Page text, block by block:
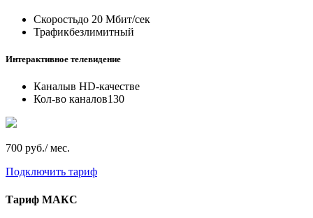
Скоростьдо 20 Мбит/сек
Трафикбезлимитный
Интерактивное телевидение
Каналыв HD-качестве
Кол-во каналов130
700 руб./ мес.
Подключить тариф
Тариф МАКС